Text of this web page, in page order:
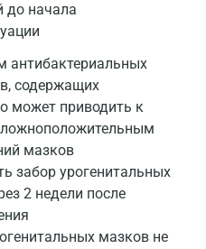
до начала
антибактериальных
содержащих
может приводить к
мазков
забор урогенитальных
2 недели после
мазков не